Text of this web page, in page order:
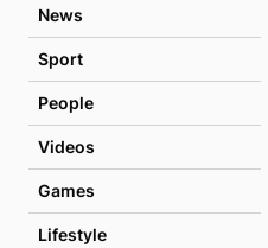
News
Sport
People
Videos
Games
Lifestyle